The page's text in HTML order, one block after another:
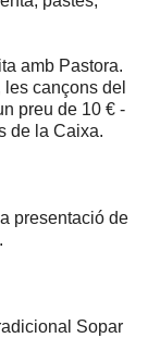
amb Pastora.
cançons del
preu de 10 € -
de la Caixa.
presentació de
Sopar